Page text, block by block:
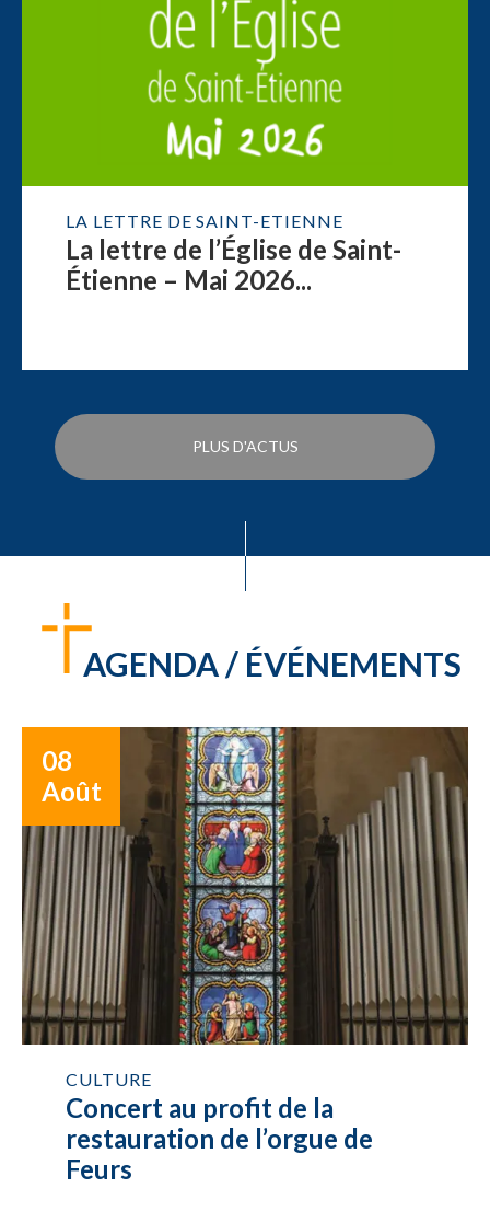
LA LETTRE DE SAINT-ETIENNE
La lettre de l’Église de Saint-
Étienne – Mai 2026...
PLUS D'ACTUS
AGENDA / ÉVÉNEMENTS
08
Août
CULTURE
Concert au profit de la
restauration de l’orgue de
Feurs